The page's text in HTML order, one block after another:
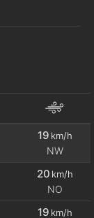
19 km/h
NW
20 km/h
NO
19 km/h